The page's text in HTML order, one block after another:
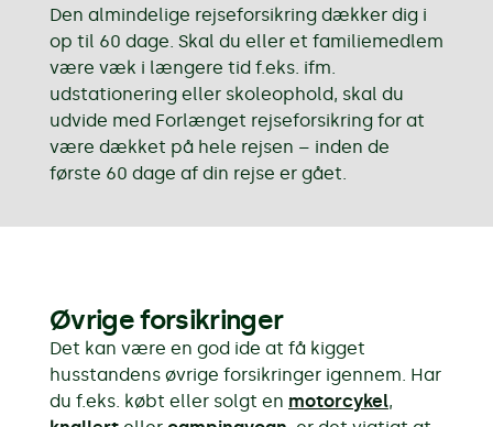
Den almindelige rejseforsikring dækker dig i
op til 60 dage. Skal du eller et familiemedlem
være væk i længere tid f.eks. ifm.
udstationering eller skoleophold, skal du
udvide med Forlænget rejseforsikring for at
være dækket på hele rejsen – inden de
første 60 dage af din rejse er gået.
Øvrige forsikringer
Det kan være en god ide at få kigget
husstandens øvrige forsikringer igennem. Har
du f.eks. købt eller solgt en motorcykel,